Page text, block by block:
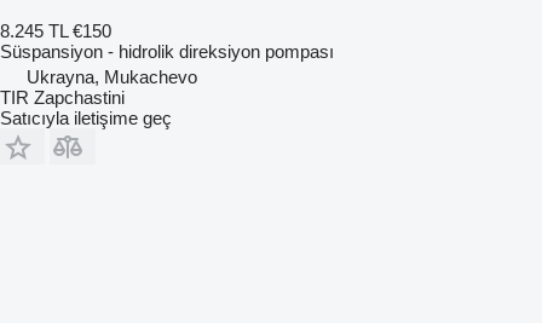
8.245 TL €150
Süspansiyon - hidrolik direksiyon pompası
Ukrayna, Mukachevo
TIR Zapchastini
Satıcıyla iletişime geç